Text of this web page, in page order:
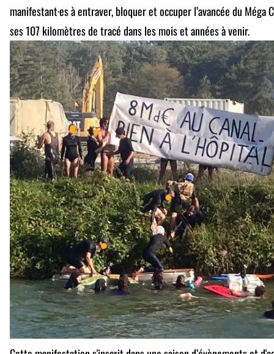
manifestant·es à entraver, bloquer et occuper l’avancée du
ses 107 kilomètres de tracé dans les mois et années à venir.